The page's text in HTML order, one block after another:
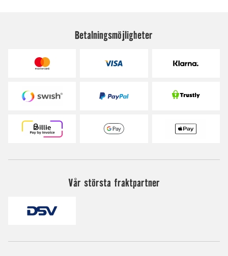
Betalningsmöjligheter
Vår största fraktpartner